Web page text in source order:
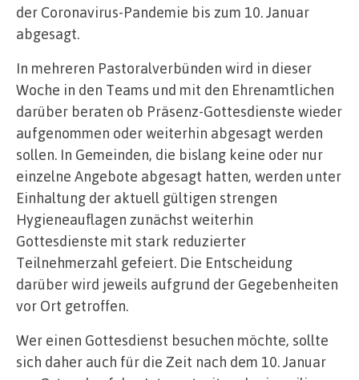
der Coronavirus-Pandemie bis zum 10. Januar
abgesagt.
In mehreren Pastoralverbünden wird in dieser
Woche in den Teams und mit den Ehrenamtlichen
darüber beraten ob Präsenz-Gottesdienste wieder
aufgenommen oder weiterhin abgesagt werden
sollen. In Gemeinden, die bislang keine oder nur
einzelne Angebote abgesagt hatten, werden unter
Einhaltung der aktuell gültigen strengen
Hygieneauflagen zunächst weiterhin
Gottesdienste mit stark reduzierter
Teilnehmerzahl gefeiert. Die Entscheidung
darüber wird jeweils aufgrund der Gegebenheiten
vor Ort getroffen.
Wer einen Gottesdienst besuchen möchte, sollte
sich daher auch für die Zeit nach dem 10. Januar